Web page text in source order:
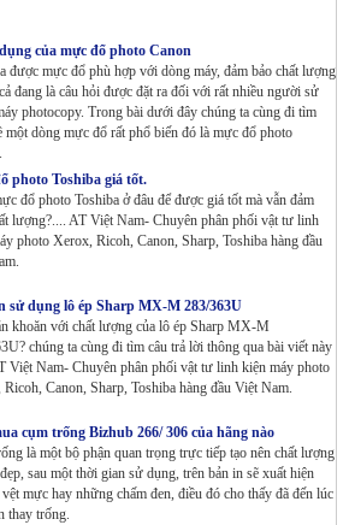
Ricoh MP 7503 Renew
Ricoh IM 7000
Đơn năng G&G P2022W_in Wifi
Đơn năng G&G GP4200DW in Đảo mặt ,
Đơn năng G&G GP3300DW in Đảo mặt ,
của mực đổ photo Canon
được mực đổ phù hợp với dòng máy, đảm bảo chất lượng
đang là câu hỏi được đặt ra đối với rất nhiều người sử
photocopy. Trong bài dưới đây chúng ta cùng đi tìm
một dòng mực đổ rất phổ biến đó là mực đổ photo
photo Toshiba giá tốt.
đổ photo Toshiba ở đâu để được giá tốt mà vẫn đảm
lượng?.... AT Việt Nam- Chuyên phân phối vật tư linh
photo Xerox, Ricoh, Canon, Sharp, Toshiba hàng đầu
sử dụng lô ép Sharp MX-M 283/363U
khoăn với chất lượng của lô ép Sharp MX-M
chúng ta cùng đi tìm câu trả lời thông qua bài viết này
Việt Nam- Chuyên phân phối vật tư linh kiện máy photo
Canon, Sharp, Toshiba hàng đầu Việt Nam.
cụm trống Bizhub 266/ 306 của hãng nào
là một bộ phận quan trọng trực tiếp tạo nên chất lượng
sau một thời gian sử dụng, trên bản in sẽ xuất hiện
mực hay những chấm đen, điều đó cho thấy đã đến lúc
thay trống.